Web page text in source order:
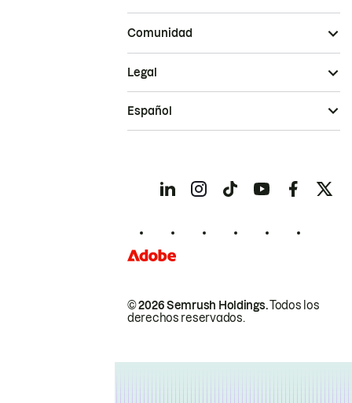
Comunidad
© 2026 Semrush Holdings.Todos los
derechos reservados.
Legal
Español